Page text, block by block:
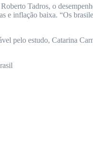
Tadros, o
e inflação baixa. “Os
pelo estudo, Catarina